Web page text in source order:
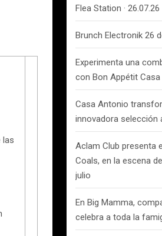
las
Flea Station · 26.07.26
Brunch Electronik 26
Experimenta una
con Bon Appétit Casa
Casa Antonio
innovadora selección
Aclam Club presenta
Coals, en la escena
julio
En Big Mamma,
celebra a toda la